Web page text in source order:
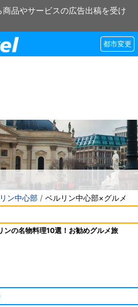
品やサービスの広告出稿を受け
都市変更
ン中心部 / ベルリン中心部×グルメ
ンの名物料理10選！お勧めグルメ旅